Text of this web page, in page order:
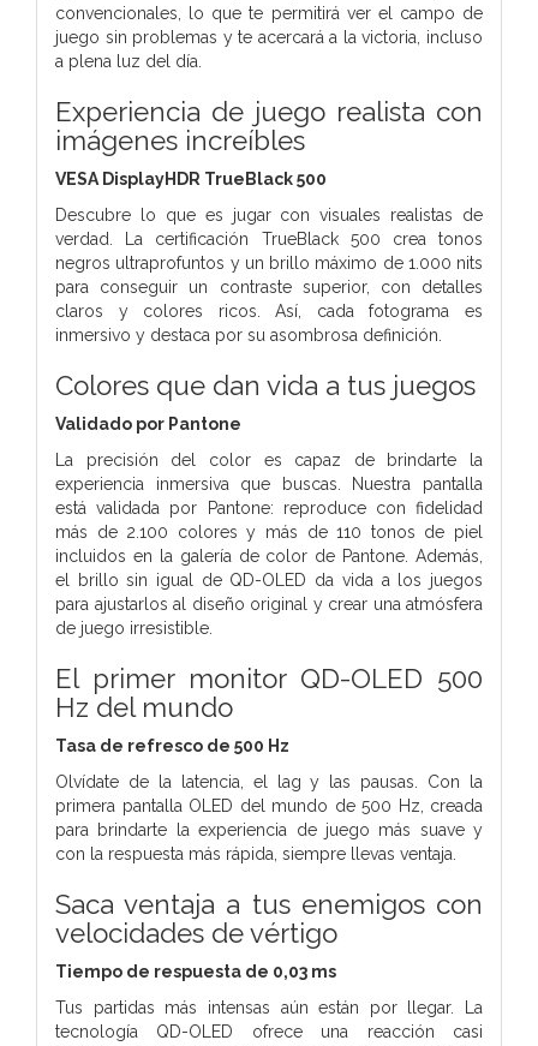
convencionales, lo que te permitirá ver el campo de
juego sin problemas y te acercará a la victoria, incluso
a plena luz del día.
Experiencia de juego realista con
imágenes increíbles
VESA DisplayHDR TrueBlack 500
Descubre lo que es jugar con visuales realistas de
verdad. La certificación TrueBlack 500 crea tonos
negros ultraprofuntos y un brillo máximo de 1.000 nits
para conseguir un contraste superior, con detalles
claros y colores ricos. Así, cada fotograma es
inmersivo y destaca por su asombrosa definición.
Colores que dan vida a tus juegos
Validado por Pantone
La precisión del color es capaz de brindarte la
experiencia inmersiva que buscas. Nuestra pantalla
está validada por Pantone: reproduce con fidelidad
más de 2.100 colores y más de 110 tonos de piel
incluidos en la galería de color de Pantone. Además,
el brillo sin igual de QD-OLED da vida a los juegos
para ajustarlos al diseño original y crear una atmósfera
de juego irresistible.
El primer monitor QD-OLED 500
Hz del mundo
Tasa de refresco de 500 Hz
Olvídate de la latencia, el lag y las pausas. Con la
primera pantalla OLED del mundo de 500 Hz, creada
para brindarte la experiencia de juego más suave y
con la respuesta más rápida, siempre llevas ventaja.
Saca ventaja a tus enemigos con
velocidades de vértigo
Tiempo de respuesta de 0,03 ms
Tus partidas más intensas aún están por llegar. La
tecnología QD-OLED ofrece una reacción casi